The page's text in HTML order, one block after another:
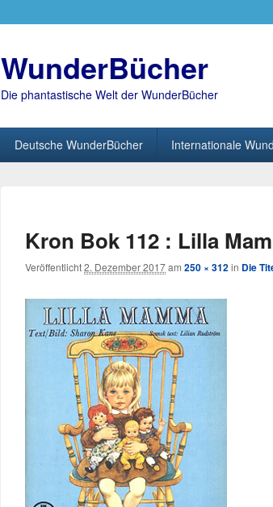
WunderBücher
Die phantastische Welt der WunderBücher
Deutsche WunderBücher Internationale
Kron Bok 112 : Lilla
Veröffentlicht2. Dezember 2017am 250 × 312in Die